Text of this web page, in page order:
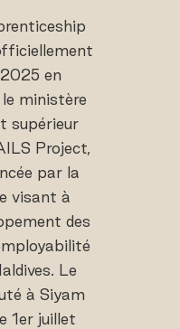
en
ministère
supérieur
Project,
par la
visant à
des
Le
à Siyam
1er juillet